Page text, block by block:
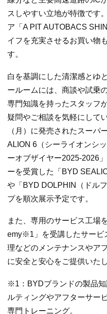
スしやすい立地が特徴です
ア「A PIT AUTOBACS
イフを充実させるお買い物
す。
白を基調にした清潔感とゆ
ールームには、商談や試乗
専門知識を持ったスタッフ
疑問やご相談を気軽にして
（月）に発売されたスーパ
ALION 6（シーライオンシ
ーオブザイヤー2025-2026
ーを受賞した「BYD
や「BYD DOLPHIN（ドル
プを順次展示予定です。
また、専用のサービス工場
emy※1」を受講したサービ
理などのメンテナンスやア
に安全と安心をご提供いたし
※1：BYDブランドの製品
ルティングやアフターサー
専門トレーニング。